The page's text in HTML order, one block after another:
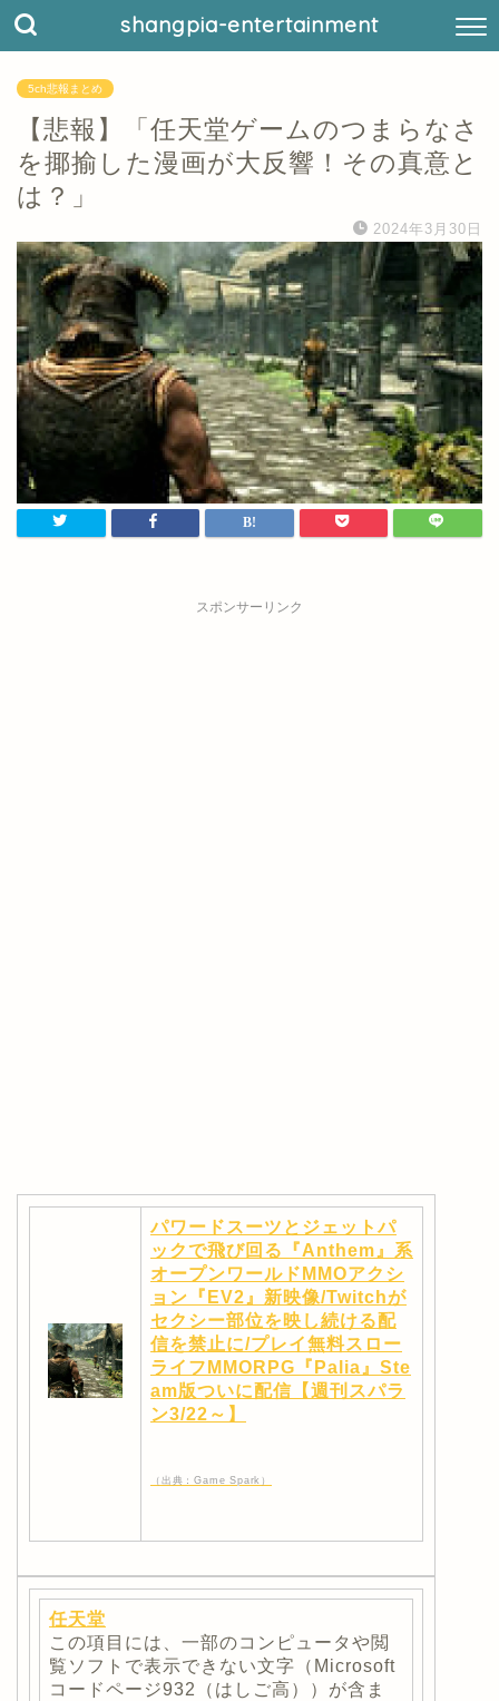
shangpia-entertainment
5ch悲報まとめ
【悲報】「任天堂ゲームのつまらなさ
を揶揄した漫画が大反響！その真意と
は？」
2024年3月30日
スポンサーリンク
パワードスーツとジェットパ
ックで飛び回る『Anthem』系
オープンワールドMMOアクシ
ョン『EV2』新映像/Twitchが
セクシー部位を映し続ける配
信を禁止に/プレイ無料スロー
ライフMMORPG『Palia』Ste
am版ついに配信【週刊スパラ
ン3/22～】
（出典：Game Spark）
任天堂
この項目には、一部のコンピュータや閲
覧ソフトで表示できない文字（Microsoft
コードページ932（はしご高））が含ま